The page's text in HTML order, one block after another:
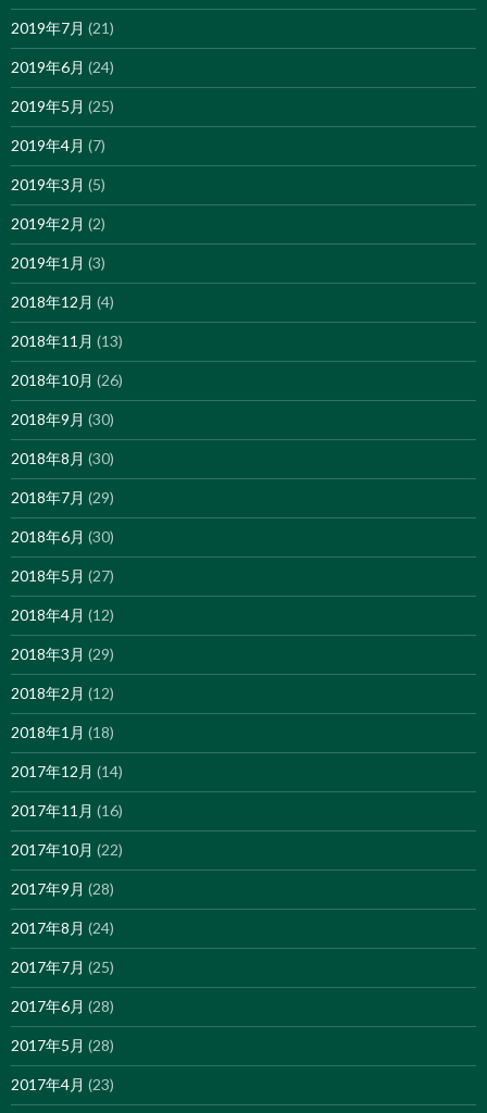
2019年7月 (21)
2019年6月 (24)
2019年5月 (25)
2019年4月 (7)
2019年3月 (5)
2019年2月 (2)
2019年1月 (3)
2018年12月 (4)
2018年11月 (13)
2018年10月 (26)
2018年9月 (30)
2018年8月 (30)
2018年7月 (29)
2018年6月 (30)
2018年5月 (27)
2018年4月 (12)
2018年3月 (29)
2018年2月 (12)
2018年1月 (18)
2017年12月 (14)
2017年11月 (16)
2017年10月 (22)
2017年9月 (28)
2017年8月 (24)
2017年7月 (25)
2017年6月 (28)
2017年5月 (28)
2017年4月 (23)